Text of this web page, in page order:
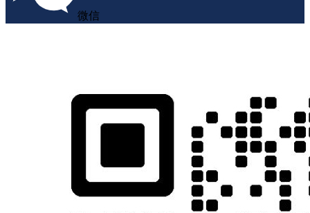
微信